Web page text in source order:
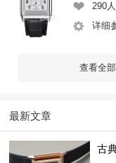
290
详细
查看全
最新文章
古